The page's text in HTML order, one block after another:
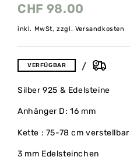
CHF 98.00
inkl. MwSt, zzgl. Versandkosten
VERFÜGBAR
Silber 925 & Edelsteine
Anhänger D: 16 mm
Kette : 75-78 cm verstellbar
3 mm Edelsteinchen